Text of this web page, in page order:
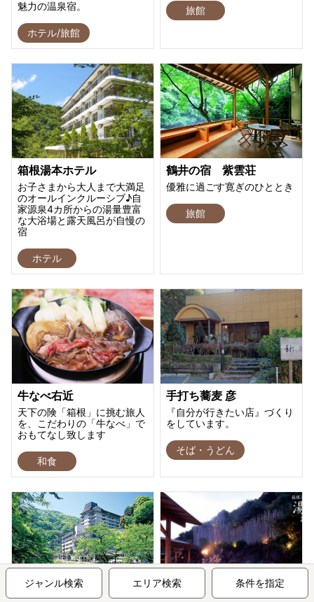
魅力の温泉宿。
ホテル/旅館
旅館
箱根湯本ホテル
お子さまから大人まで大満足
のオールインクルーシブ♪自
家源泉4カ所からの湯量豊富
な大浴場と露天風呂が自慢の
宿
ホテル
鶴井の宿 紫雲荘
優雅に過ごす寛ぎのひととき
旅館
牛なべ右近
天下の険「箱根」に挑む旅人
を、こだわりの「牛なべ」で
おもてなし致します
和食
手打ち蕎麦 彦
『自分が行きたい店』づくり
をしています。
そば・うどん
箱根湯本温泉 ホテル お 湯の里 おかだ
ジャンル検索 エリア検索 条件を指定